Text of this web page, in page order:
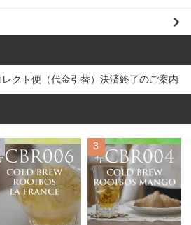
クト便（代金引替）決済終了のご案内
3